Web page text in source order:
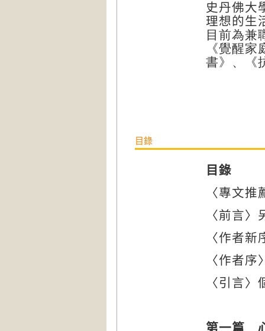
史丹佛大
理想的生
目前為兼
《覺醒家
書》
、
目錄
目錄
〈專文
〈前言
〈作者
〈作者
〈引言〉
第一篇